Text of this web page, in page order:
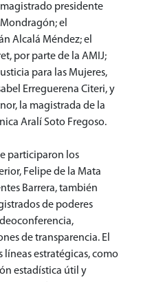
presidente
Mondragón; el
Alcalá Méndez; el
por parte de la AMIJ;
para las Mujeres,
Erreguerena Citeri, y
la magistrada de la
Aralí Soto Fregoso.
participaron los
Felipe de la Mata
Barrera, también
de poderes
de transparencia. El
estratégicas, como
estadística útil y